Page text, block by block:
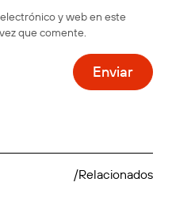
y web en este
que comente.
/Relacionados